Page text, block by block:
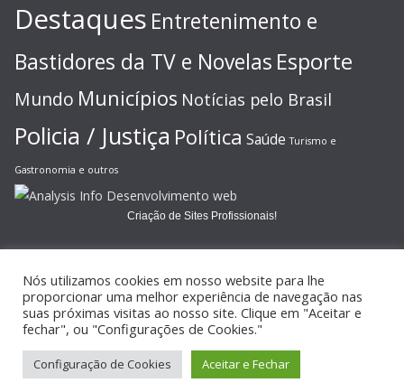
Destaques Entretenimento e
Bastidores da TV e Novelas Esporte
Mundo Municípios Notícias pelo Brasil
Policia / Justiça Política Saúde Turismo e
Gastronomia e outros
Criação de Sites Profissionais!
Copyright © 2026JORNAL GAZETA ONLINE
reservados.
Tema:ColorMagpor ThemeGrill. Powered by
Nós utilizamos cookies em nosso website para lhe
proporcionar uma melhor experiência de navegação nas
suas próximas visitas ao nosso site. Clique em "Aceitar e
fechar", ou "Configurações de Cookies."
Configuração de Cookies Aceitar e Fechar